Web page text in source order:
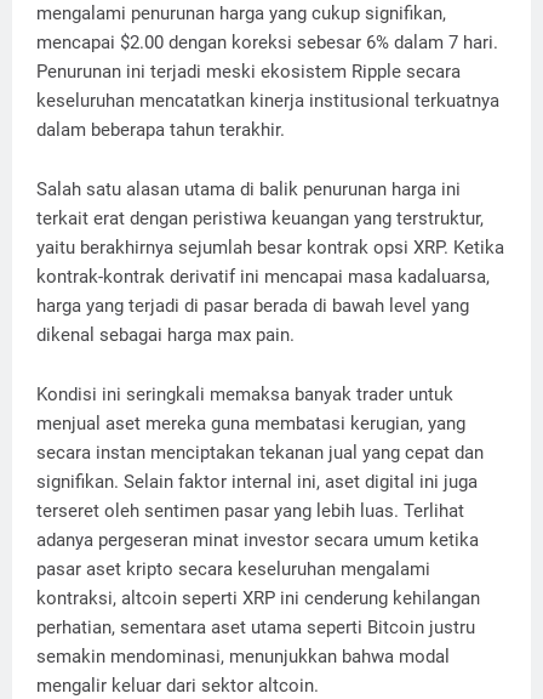
mengalami penurunan harga yang cukup signifikan,
mencapai $2.00 dengan koreksi sebesar 6% dalam 7 hari.
Penurunan ini terjadi meski ekosistem Ripple secara
keseluruhan mencatatkan kinerja institusional terkuatnya
dalam beberapa tahun terakhir.
Salah satu alasan utama di balik penurunan harga ini
terkait erat dengan peristiwa keuangan yang terstruktur,
yaitu berakhirnya sejumlah besar kontrak opsi XRP. Ketika
kontrak-kontrak derivatif ini mencapai masa kadaluarsa,
harga yang terjadi di pasar berada di bawah level yang
dikenal sebagai harga max pain.
Kondisi ini seringkali memaksa banyak trader untuk
menjual aset mereka guna membatasi kerugian, yang
secara instan menciptakan tekanan jual yang cepat dan
signifikan. Selain faktor internal ini, aset digital ini juga
terseret oleh sentimen pasar yang lebih luas. Terlihat
adanya pergeseran minat investor secara umum ketika
pasar aset kripto secara keseluruhan mengalami
kontraksi, altcoin seperti XRP ini cenderung kehilangan
perhatian, sementara aset utama seperti Bitcoin justru
semakin mendominasi, menunjukkan bahwa modal
mengalir keluar dari sektor altcoin.